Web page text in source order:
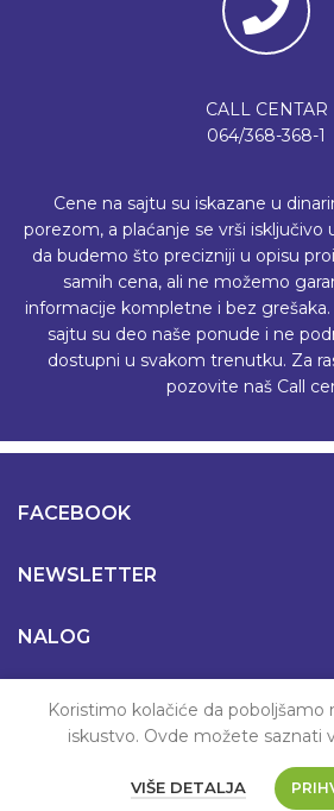
CALL CENTAR
064/368-368-1
Cene na sajtu su iskazane u
porezom, a plaćanje se vrši isključivo
da budemo što precizniji u opisu
samih cena, ali ne možemo
informacije kompletne i bez grešaka.
sajtu su deo naše ponude i ne
dostupni u svakom trenutku. Za
pozovite naš Call
FACEBOOK
NEWSLETTER
NALOG
PODRŠKA
© 2022 MaliAli.rs | Sva
Koristimo kolačiće da poboljšamo
iskustvo. Ovde možete saznati
VIŠE DETALJA